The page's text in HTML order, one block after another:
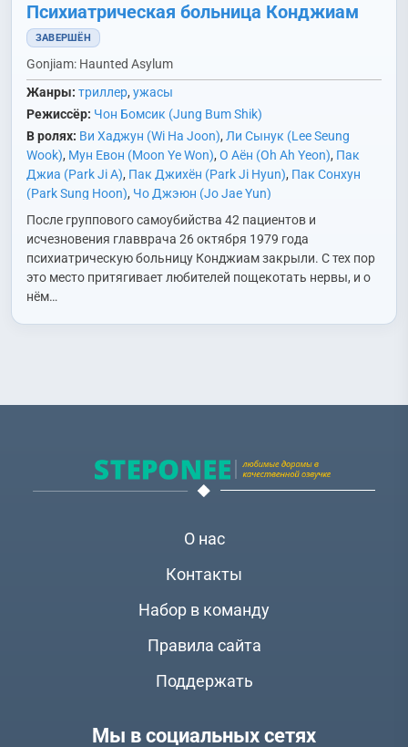
Психиатрическая больница Конджиам
ЗАВЕРШЁН
Gonjiam: Haunted Asylum
Жанры: триллер, ужасы
Режиссёр: Чон Бомсик (Jung Bum Shik)
В ролях: Ви Хаджун (Wi Ha Joon), Ли Сынук (Lee Seung
Wook), Мун Евон (Moon Ye Won), О Аён (Oh Ah Yeon), Пак
Джиа (Park Ji A), Пак Джихён (Park Ji Hyun), Пак Сонхун
(Park Sung Hoon), Чо Джэюн (Jo Jae Yun)
После группового самоубийства 42 пациентов и
исчезновения главврача 26 октября 1979 года
психиатрическую больницу Конджиам закрыли. С тех пор
это место притягивает любителей пощекотать нервы, и о
нём…
О нас
Контакты
Набор в команду
Правила сайта
Поддержать
Мы в социальных сетях